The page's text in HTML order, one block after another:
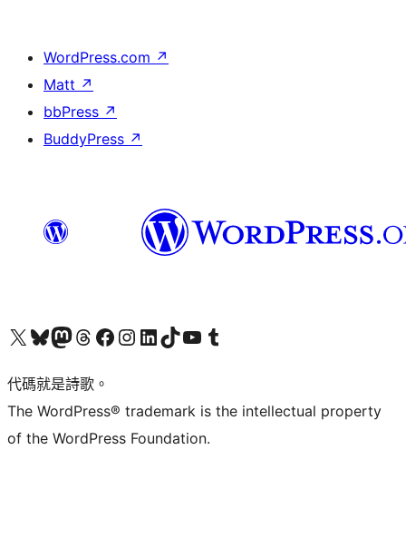
WordPress.com ↗
Matt ↗
bbPress ↗
BuddyPress ↗
Visit our X (formerly Twitter) account
Visit our Bluesky account
Visit our Mastodon account
Visit our Threads account
訪問我們的 Facebook 專頁Visit our Instagram account
Visit our LinkedIn account
Visit our TikTok account
Visit our YouTube channel
Visit our Tumblr account
代碼就是詩歌。
The WordPress® trademark is the intellectual property
of the WordPress Foundation.